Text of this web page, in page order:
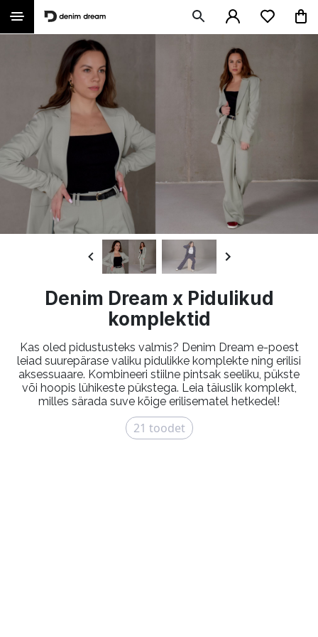
Denim Dream x Pidulikud
komplektid
Kas oled pidustusteks valmis? Denim Dream e-poest
leiad suurepärase valiku pidulikke komplekte ning erilisi
aksessuaare. Kombineeri stiilne pintsak seeliku, pükste
või hoopis lühikeste pükstega. Leia täiuslik komplekt,
milles särada suve kõige erilisematel hetkedel!
21 toodet